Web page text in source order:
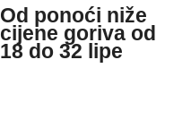
Od ponoći niže
cijene goriva od
18 do 32 lipe